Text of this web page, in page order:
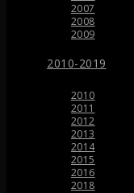
2007
2008
2009
2010-2019
2010
2011
2012
2013
2014
2015
2016
2018